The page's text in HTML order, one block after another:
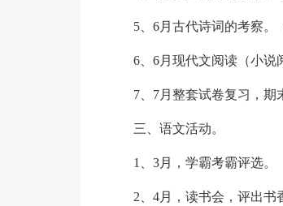
5、6月古代诗词的考察。
6、6月现代文阅读（小说
7、7月整套试卷复习，期
三、语文活动。
1、3月，学霸考霸评选。
2、4月，读书会，评出书